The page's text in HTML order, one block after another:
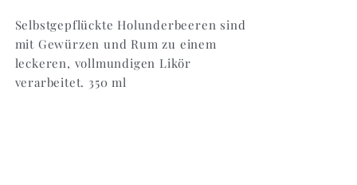
Selbstgepflückte Holunderbeeren sind
mit Gewürzen und Rum zu einem
leckeren, vollmundigen Likör
verarbeitet. 350 ml